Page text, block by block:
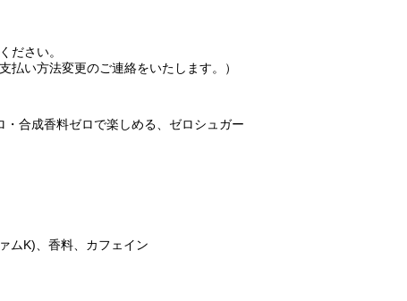
ださい。
払い方法変更のご連絡をいたします。）
合成香料ゼロで楽しめる、ゼロシュガー
ムK)、香料、カフェイン